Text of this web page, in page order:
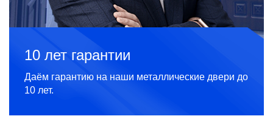
10 лет гарантии
Даём гарантию на наши металлические двери до
10 лет.